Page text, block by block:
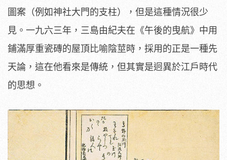
圖案（例如神社大門的支柱），但是這種情況很少
見。一九六三年，三島由紀夫在《午後的曳航》中用
鋪滿厚重瓷磚的屋頂比喻陰莖時，採用的正是一種先
天論，這在他看來是傳統，但其實是迥異於江戶時代
的思想。